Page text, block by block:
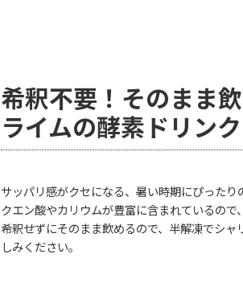
希釈不要！そのまま
ライムの酵素ドリンク
サッパリ感がクセになる、暑い時期にぴったり
クエン酸やカリウムが豊富に含まれているの
希釈せずにそのまま飲めるので、半解凍でシ
しみください。